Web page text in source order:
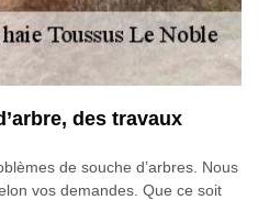
des travaux
de souche d’arbres. Nous
vos demandes. Que ce soit